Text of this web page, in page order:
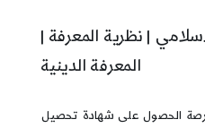
| نظرية المعرفة |
المعرفة الدينية
الحصول على شهادة تحصيل